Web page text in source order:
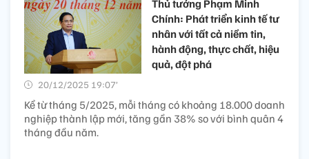
Thủ tướng Phạm Minh
Chính: Phát triển kinh tế tư
nhân với tất cả niềm tin,
hành động, thực chất, hiệu
quả, đột phá
20/12/2025 19:07’
Kể từ tháng 5/2025, mỗi tháng có khoảng 18.000 doanh
nghiệp thành lập mới, tăng gần 38% so với bình quân 4
tháng đầu năm.